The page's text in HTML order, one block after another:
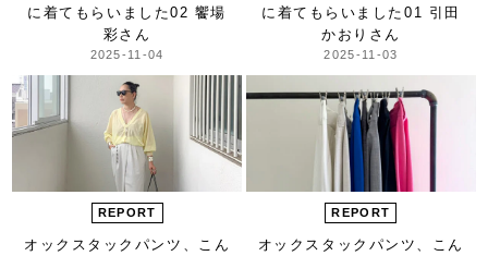
に着てもらいました02 饗場
彩さん
2025-11-04
に着てもらいました01 引田
かおりさん
2025-11-03
REPORT
オックスタックパンツ、
こん
REPORT
オックスタックパンツ、
こん